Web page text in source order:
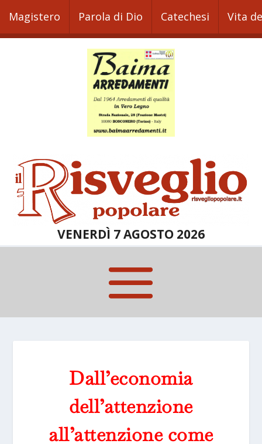
Magistero Parola di Dio Catechesi Vita
VENERDÌ 7 AGOSTO 2026
Dall’economia
dell’attenzione
all’attenzione come